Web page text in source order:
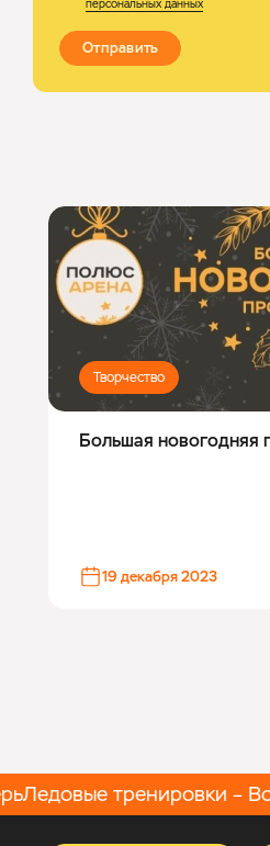
персональных данных
Отправить
Творчество
Большая новогодняя
19 декабря 2023
Ледовые тренировки –